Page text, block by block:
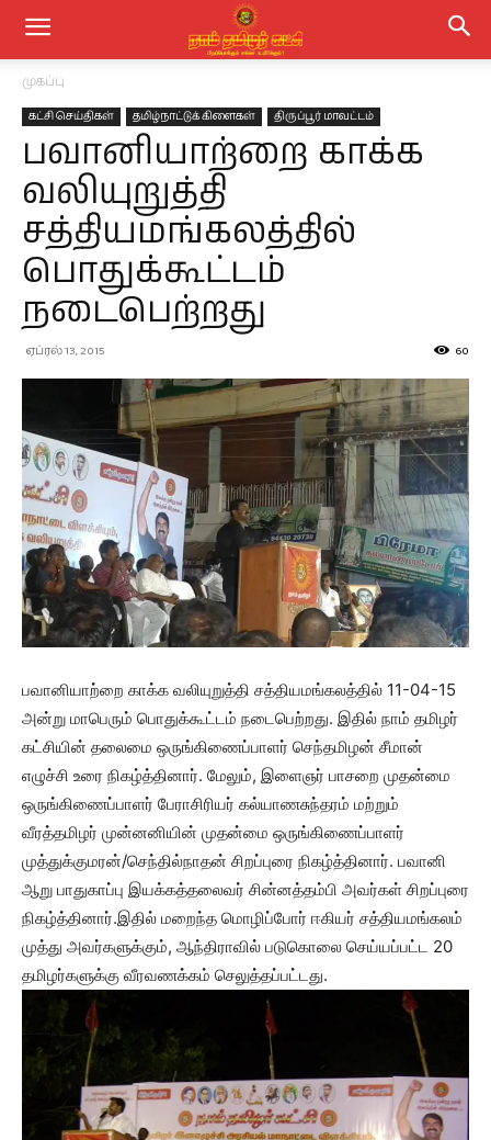
முகப்பு
கட்சி செய்திகள் தமிழ்நாட்டுக் கிளைகள் திருப்பூர் மாவட்டம்
பவானியாற்றை காக்க
வலியுறுத்தி
சத்தியமங்கலத்தில்
பொதுக்கூட்டம்
நடைபெற்றது
ஏப்ரல் 13, 2015 60
பவானியாற்றை காக்க வலியுறுத்தி சத்தியமங்கலத்தில் 11-04-15
அன்று மாபெரும் பொதுக்கூட்டம் நடைபெற்றது. இதில் நாம் தமிழர்
கட்சியின் தலைமை ஒருங்கிணைப்பாளர் செந்தமிழன் சீமான்
எழுச்சி உரை நிகழ்த்தினார். மேலும், இளைஞர் பாசறை முதன்மை
ஒருங்கிணைப்பாளர் பேராசிரியர் கல்யாணசுந்தரம் மற்றும்
வீரத்தமிழர் முன்னனியின் முதன்மை ஒருங்கிணைப்பாளர்
முத்துக்குமரன்/செந்தில்நாதன் சிறப்புரை நிகழ்த்தினார். பவானி
ஆறு பாதுகாப்பு இயக்கத்தலைவர் சின்னத்தம்பி அவர்கள் சிறப்புரை
நிகழ்த்தினார்.இதில் மறைந்த மொழிப்போர் ஈகியர் சத்தியமங்கலம்
முத்து அவர்களுக்கும், ஆந்திராவில் படுகொலை செய்யப்பட்ட 20
தமிழர்களுக்கு வீரவணக்கம் செலுத்தப்பட்டது.